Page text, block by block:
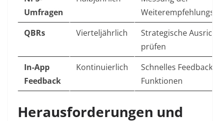
Umfragen
QBRs
Vierteljährlich
Strategische
prüfen
In-App
Feedback
Kontinuierlich
Schnelles Feedback
Funktionen
Herausforderungen und